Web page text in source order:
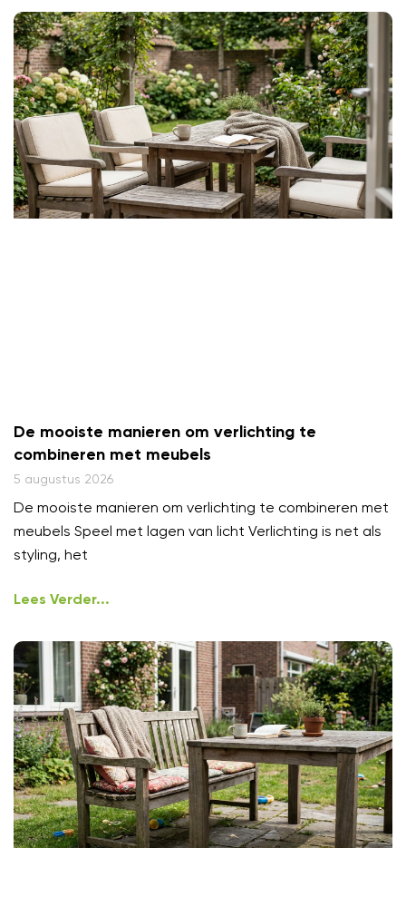
De mooiste manieren om verlichting te
combineren met meubels
5 augustus 2026
De mooiste manieren om verlichting te combineren met
meubels Speel met lagen van licht Verlichting is net als
styling, het
Lees Verder...